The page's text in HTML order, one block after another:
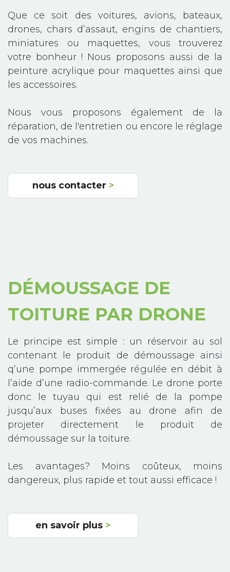
Que ce soit des voitures, avions, bateaux,
drones, chars d’assaut, engins de chantiers,
miniatures ou maquettes, vous trouverez
votre bonheur ! Nous proposons aussi de la
peinture acrylique pour maquettes ainsi que
les accessoires.
Nous vous proposons également de la
réparation, de l'entretien ou encore le réglage
de vos machines.
nous contacter >
DÉMOUSSAGE DE
TOITURE PAR DRONE
Le principe est simple : un réservoir au sol
contenant le produit de démoussage ainsi
q’une pompe immergée régulée en débit à
l’aide d’une radio-commande. Le drone porte
donc le tuyau qui est relié de la pompe
jusqu’aux buses fixées au drone afin de
projeter directement le produit de
démoussage sur la toiture.
Les avantages? Moins coûteux, moins
dangereux, plus rapide et tout aussi efficace !
en savoir plus >